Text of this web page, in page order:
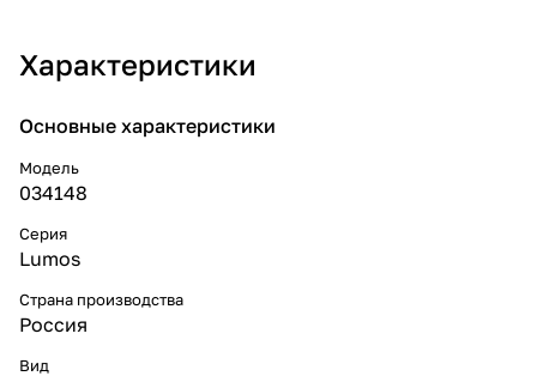
Характеристики
Основные характеристики
Модель
034148
Серия
Lumos
Страна производства
Россия
Вид